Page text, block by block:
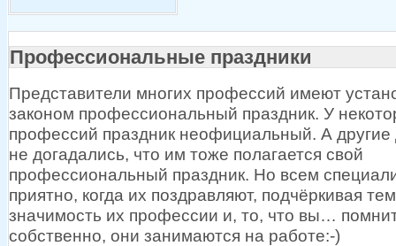
Профессиональные праздники
Представители многих профессий имеют
законом профессиональный праздник. У
профессий праздник неофициальный. А другие
не догадались, что им тоже полагается свой
профессиональный праздник. Но всем
приятно, когда их поздравляют, подчёркивая
значимость их профессии и, то, что вы…
собственно, они занимаются на работе:-)